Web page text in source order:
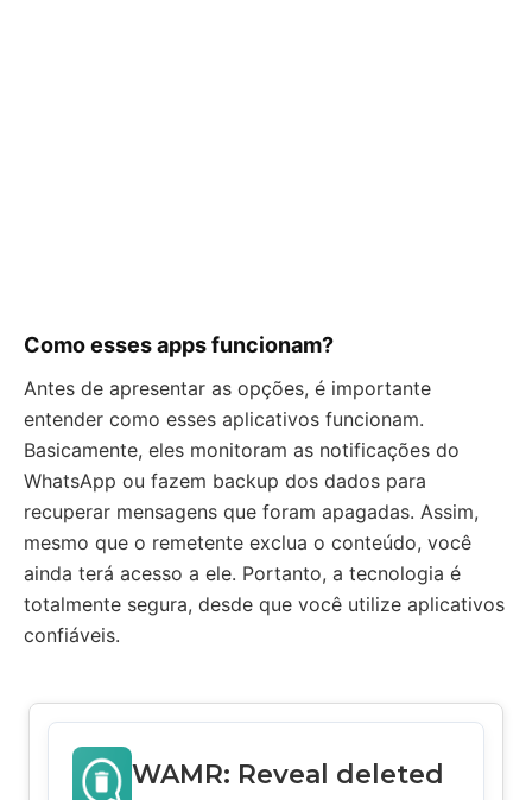
Como esses apps funcionam?
Antes de apresentar as opções, é importante
entender como esses aplicativos funcionam.
Basicamente, eles monitoram as notificações do
WhatsApp ou fazem backup dos dados para
recuperar mensagens que foram apagadas. Assim,
mesmo que o remetente exclua o conteúdo, você
ainda terá acesso a ele. Portanto, a tecnologia é
totalmente segura, desde que você utilize aplicativos
confiáveis.
WAMR: Reveal deleted